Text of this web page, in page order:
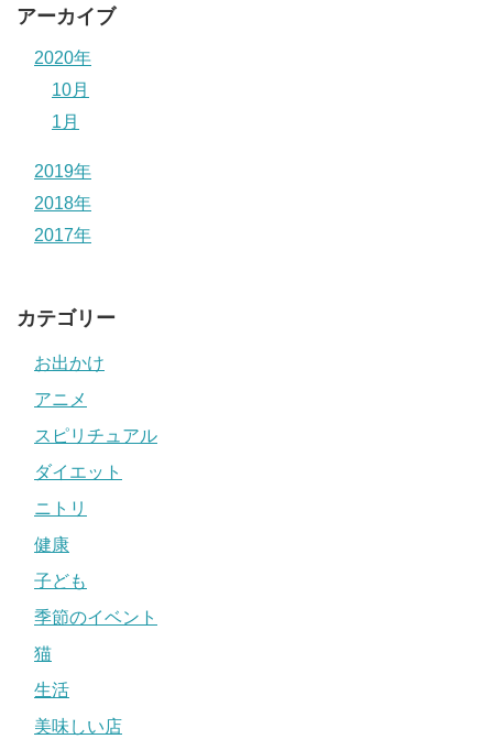
アーカイブ
2020年
10月
1月
2019年
2018年
2017年
カテゴリー
お出かけ
アニメ
スピリチュアル
ダイエット
ニトリ
健康
子ども
季節のイベント
猫
生活
美味しい店